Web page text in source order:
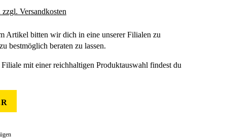
Versandkosten
Artikel bitten wir dich in eine unserer Filialen zu
bestmöglich beraten zu lassen.
Filiale mit einer reichhaltigen Produktauswahl findest du